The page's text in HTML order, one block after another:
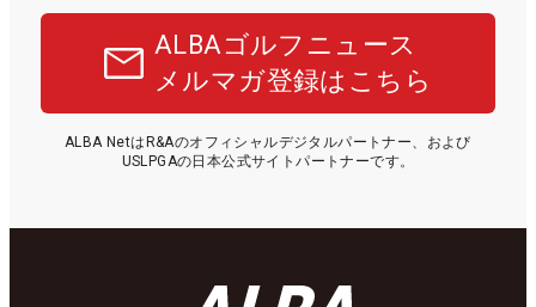
ALBAゴルフニュース
メルマガ登録はこちら
ALBA NetはR&Aのオフィシャルデジタルパートナー、および
USLPGAの日本公式サイトパートナーです。